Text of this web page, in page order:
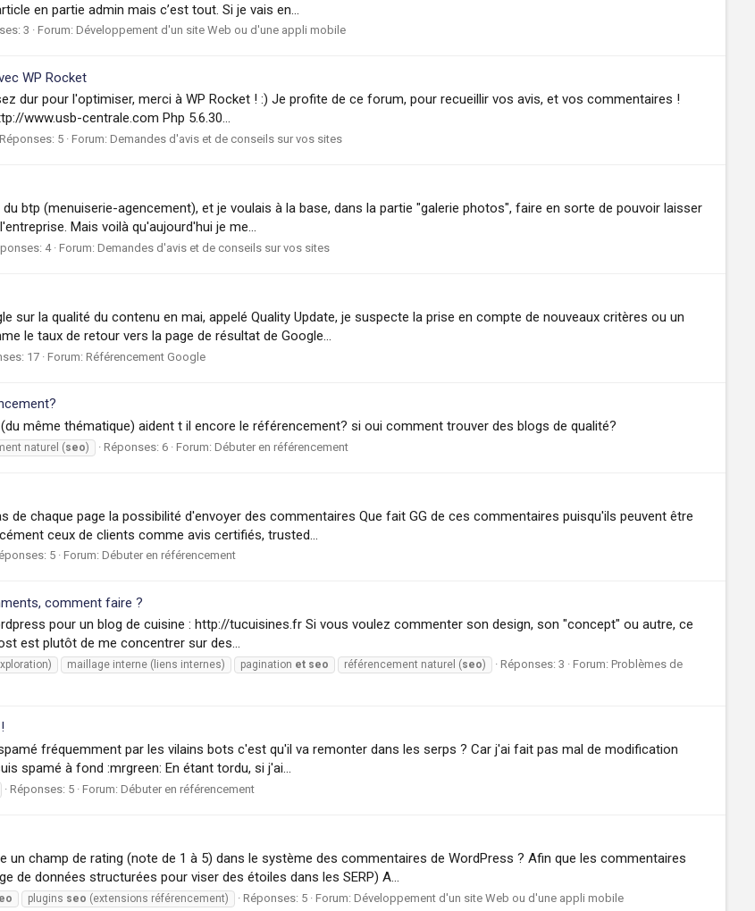
en partie admin mais c’est tout. Si je vais en...
3 Forum: Développement d'un site Web ou d'une appli mobile
WP Rocket
dur pour l'optimiser, merci à WP Rocket ! :) Je profite de ce forum, pour recueillir vos avis, et vos commentaires !
www.usb-centrale.com Php 5.6.30...
Réponses: 5 Forum: Demandes d'avis et de conseils sur vos sites
btp (menuiserie-agencement), et je voulais à la base, dans la partie "galerie photos", faire en sorte de pouvoir laisser
Mais voilà qu'aujourd'hui je me...
4 Forum: Demandes d'avis et de conseils sur vos sites
sur la qualité du contenu en mai, appelé Quality Update, je suspecte la prise en compte de nouveaux critères ou un
le taux de retour vers la page de résultat de Google...
17 Forum: Référencement Google
même thématique) aident t il encore le référencement? si oui comment trouver des blogs de qualité?
naturel (seo) Réponses: 6 Forum: Débuter en référencement
de chaque page la possibilité d'envoyer des commentaires Que fait GG de ces commentaires puisqu'ils peuvent être
ceux de clients comme avis certifiés, trusted...
5 Forum: Débuter en référencement
comment faire ?
pour un blog de cuisine : http://tucuisines.fr Si vous voulez commenter son design, son "concept" ou autre, ce
est plutôt de me concentrer sur des...
maillage interne (liens internes) pagination et seo référencement naturel (seo) Réponses: 3 Forum: Problèmes de
fréquemment par les vilains bots c'est qu'il va remonter dans les serps ? Car j'ai fait pas mal de modification
spamé à fond :mrgreen: En étant tordu, si j'ai...
Réponses: 5 Forum: Débuter en référencement
un champ de rating (note de 1 à 5) dans le système des commentaires de WordPress ? Afin que les commentaires
de données structurées pour viser des étoiles dans les SERP) A...
plugins seo (extensions référencement) Réponses: 5 Forum: Développement d'un site Web ou d'une appli mobile